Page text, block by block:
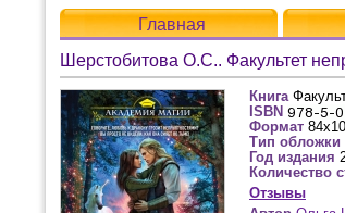
Главная
Шерстобитова О.С.. Факультет
Книга
ISBN
Формат
Тип обложки
Год издания
Количество
Отзывы